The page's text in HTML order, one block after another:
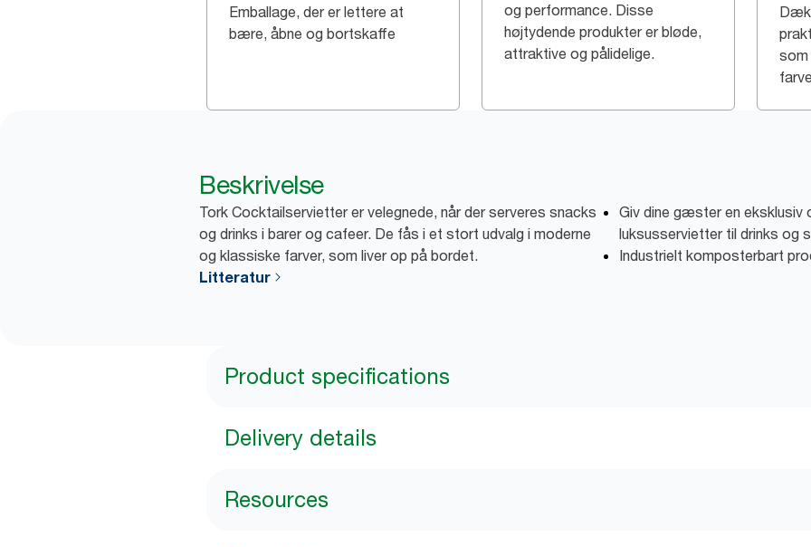
Emballage, der er lettere at
bære, åbne og bortskaffe
og performance. Disse
højtydende produkter er bløde,
attraktive og pålidelige.
Dæk
som
Beskrivelse
Tork Cocktailservietter er velegnede, når der serveres snacks
og drinks i barer og cafeer. De fås i et stort udvalg i moderne
og klassiske farver, som liver op på bordet.
Litteratur
Giv dine gæster en eksklusiv
luksusservietter til drinks og
Industrielt komposterbart
Product specifications
Delivery details
Resources